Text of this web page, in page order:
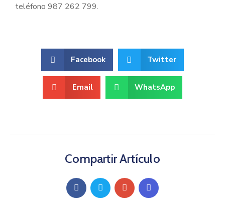
teléfono 987 262 799.
Facebook Twitter
Email WhatsApp
Compartir Artículo